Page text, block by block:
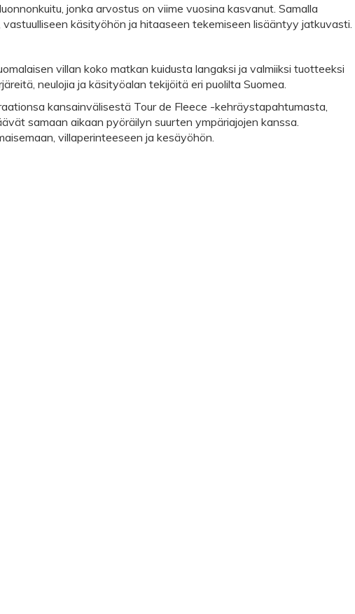
jonka arvostus on viime vuosina kasvanut. Samalla
käsityöhön ja hitaaseen tekemiseen lisääntyy jatkuvasti.
villan koko matkan kuidusta langaksi ja valmiiksi tuotteeksi
neulojia ja käsityöalan tekijöitä eri puolilta Suomea.
kansainvälisestä Tour de Fleece -kehräystapahtumasta,
samaan aikaan pyöräilyn suurten ympäriajojen kanssa.
villaperinteeseen ja kesäyöhön.